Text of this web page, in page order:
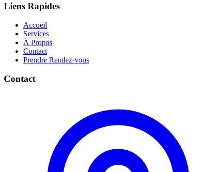
Liens Rapides
Accueil
Services
À Propos
Contact
Prendre Rendez-vous
Contact